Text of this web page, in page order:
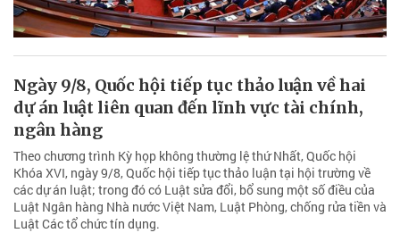
Ngày 9/8, Quốc hội tiếp tục thảo luận về hai
dự án luật liên quan đến lĩnh vực tài chính,
ngân hàng
Theo chương trình Kỳ họp không thường lệ thứ Nhất, Quốc hội
Khóa XVI, ngày 9/8, Quốc hội tiếp tục thảo luận tại hội trường về
các dự án luật; trong đó có Luật sửa đổi, bổ sung một số điều của
Luật Ngân hàng Nhà nước Việt Nam, Luật Phòng, chống rửa tiền và
Luật Các tổ chức tín dụng.